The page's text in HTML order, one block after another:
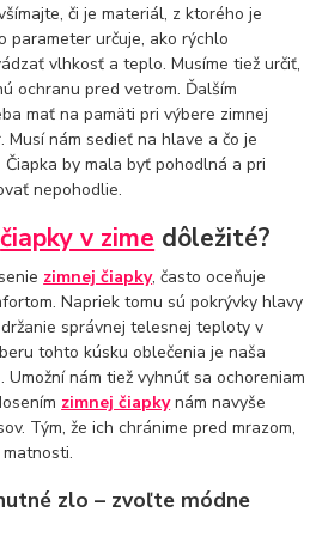
či je materiál, z ktorého je
parameter určuje, ako rýchlo
vlhkosť a teplo. Musíme tiež určiť,
ochranu pred vetrom. Ďalším
mať na pamäti pri výbere zimnej
Musí nám sedieť na hlave a čo je
by mala byť pohodlná a pri
nepohodlie.
čiapky v zime dôležité?
zimnej čiapky, často oceňuje
Napriek tomu sú pokrývky hlavy
správnej telesnej teploty v
tohto kúsku oblečenia je naša
nám tiež vyhnúť sa ochoreniam
zimnej čiapkynám navyše
Tým, že ich chránime pred mrazom,
zlo – zvoľte módne